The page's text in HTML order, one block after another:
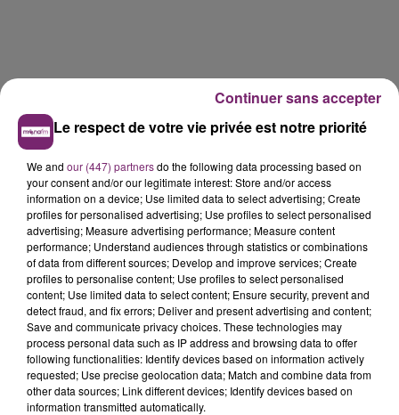
La Bulle - Guinguette éphémère
de Frelinghien !
Le respect de votre vie privée est notre priorité
We and our (447) partnersdo the following data processing based on
your consent and/or our legitimate interest: Store and/or access
information on a device; Use limited data to select advertising; Create
profiles for personalised advertising; Use profiles to select personalised
advertising; Measure advertising performance; Measure content
performance; Understand audiences through statistics or combinations
of data from different sources; Develop and improve services; Create
profiles to personalise content; Use profiles to select personalised
content; Use limited data to select content; Ensure security, prevent and
detect fraud, and fix errors; Deliver and present advertising and content;
Save and communicate privacy choices. These technologies may
process personal data such as IP address and browsing data to offer
following functionalities: Identify devices based on information actively
requested; Use precise geolocation data; Match and combine data from
other data sources; Link different devices; Identify devices based on
information transmitted automatically.
Continuer sans accepter